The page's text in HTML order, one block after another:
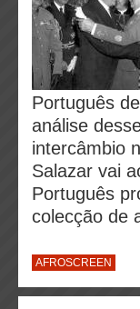
Português
análise
intercâmbio
Salazar vai
Português
colecção de
AFROSCREEN